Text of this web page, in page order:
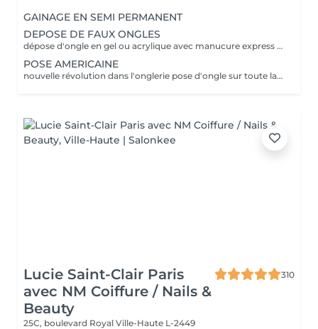
GAINAGE EN SEMI PERMANENT
DEPOSE DE FAUX ONGLES
dépose d'ongle en gel ou acrylique avec manucure express application d'un fortifiant pour l'ongle
POSE AMERICAINE
nouvelle révolution dans l'onglerie pose d'ongle sur toute la surface de l'ongle sans abimer les vôtres
Lucie Saint-Clair Paris
avec NM Coiffure / Nails &
Beauty
310
25C, boulevard Royal Ville-Haute L-2449